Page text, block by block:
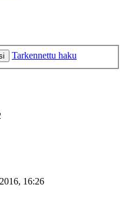
Tarkennettu haku
16:26